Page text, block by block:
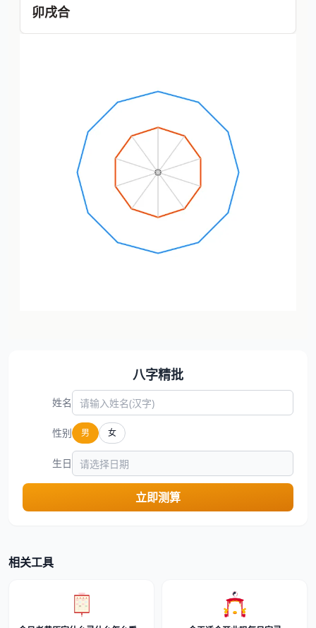
卯戌合
八字精批
姓名
性别 男 女
生日
立即测算
相关工具